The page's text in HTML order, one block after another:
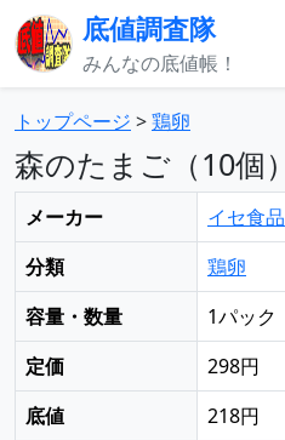
底値調査隊
みんなの底値帳！
トップページ >鶏卵
森のたまご（10個）
メーカー
イセ食品
分類
鶏卵
容量・数量
1パック
定価
298円
底値
218円